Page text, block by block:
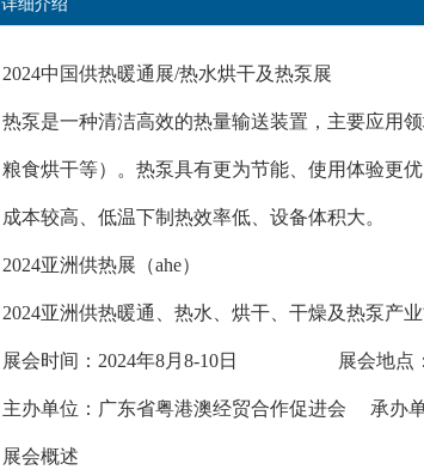
2024中国供热暖通展/热水烘干及热泵展
热泵是一种清洁高效的热量输送装置，主要应用
粮食烘干等）。热泵具有更为节能、使用体验更
成本较高、低温下制热效率低、设备体积大。
2024亚洲供热展（ahe）
2024亚洲供热暖通、热水、烘干、干燥及热泵产
展会时间：2024年8月8-10日 展会地点：
主办单位：广东省粤港澳经贸合作促进会 承办
展会概述